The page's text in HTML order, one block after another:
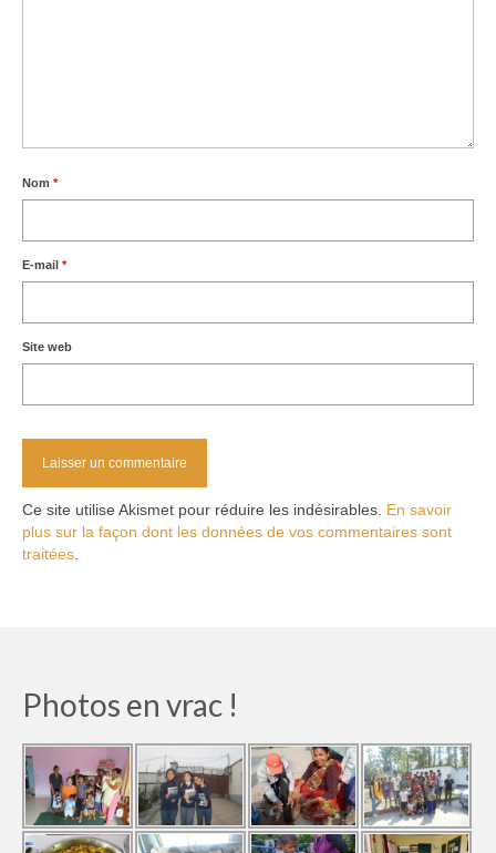
Nom *
E-mail *
Site web
Ce site utilise Akismet pour réduire les indésirables. En savoir
plus sur la façon dont les données de vos commentaires sont
traitées
Photos en vrac !